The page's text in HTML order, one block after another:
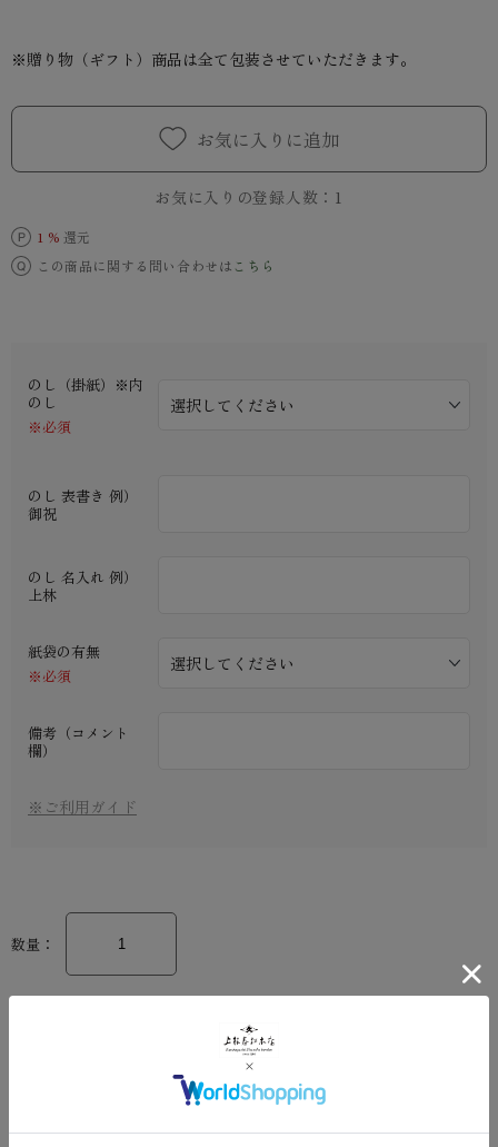
※贈り物（ギフト）商品は全て包装させていただきます。
お気に入りに追加
お気に入りの登録人数： 1
1 % 還元
この商品に関する問い合わせは こちら
のし（掛紙）※内
のし
※必須
のし 表書き 例）
御祝
のし 名入れ 例）
上林
紙袋の有無
※必須
備考（コメント
欄）
※ご利用ガイド
数量：
カートに入れる